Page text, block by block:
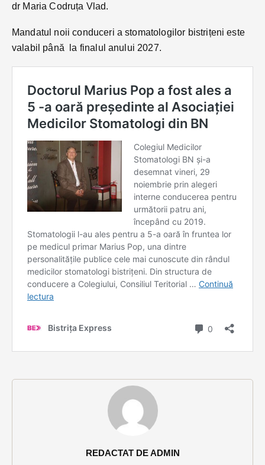
REDACTAT DE ADMIN
dr Maria Codruța Vlad.
Mandatul noii conduceri a stomatologilor bistrițeni este
valabil până la finalul anului 2027.